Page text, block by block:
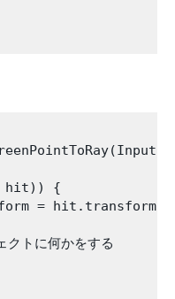
hit)) {
= hit.transform;
トに何かをする